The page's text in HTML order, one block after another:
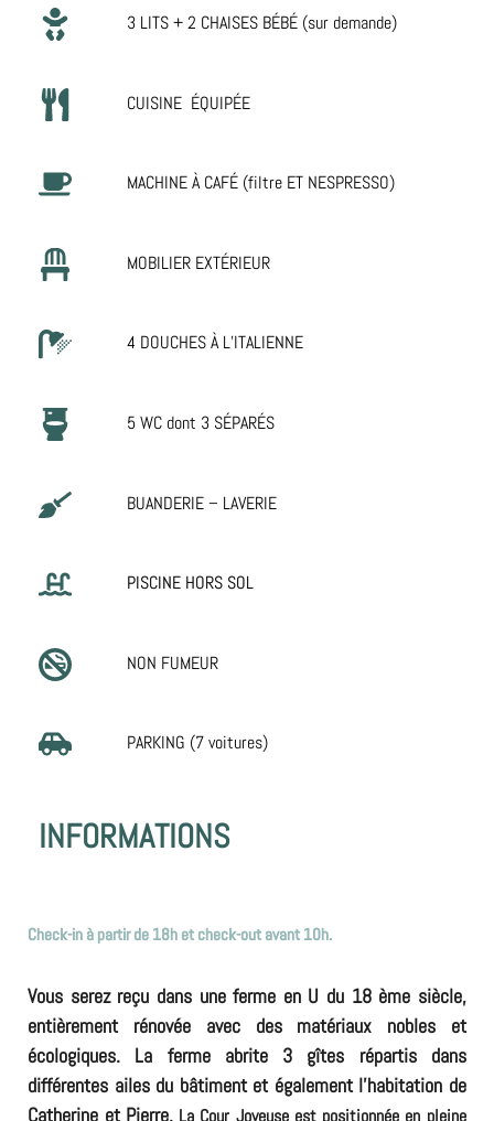
3 LITS + 2 CHAISES BÉBÉ (sur demande)
CUISINE ÉQUIPÉE
MACHINE À CAFÉ (filtre ET NESPRESSO)
MOBILIER EXTÉRIEUR
4 DOUCHES À L’ITALIENNE
5 WC dont 3 SÉPARÉS
BUANDERIE – LAVERIE
PISCINE HORS SOL
NON FUMEUR
PARKING (7 voitures)
INFORMATIONS
Check-in à partir de 18h et check-out avant 10h.
Vous serez reçu dans une ferme en U du 18 ème siècle,
entièrement rénovée avec des matériaux nobles et
écologiques. La ferme abrite 3 gîtes répartis dans
différentes ailes du bâtiment et également l’habitation de
Catherine et Pierre. La Cour Joyeuse est positionnée en pleine